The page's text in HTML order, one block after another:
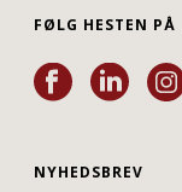
FØLG HESTEN PÅ
NYHEDSBREV